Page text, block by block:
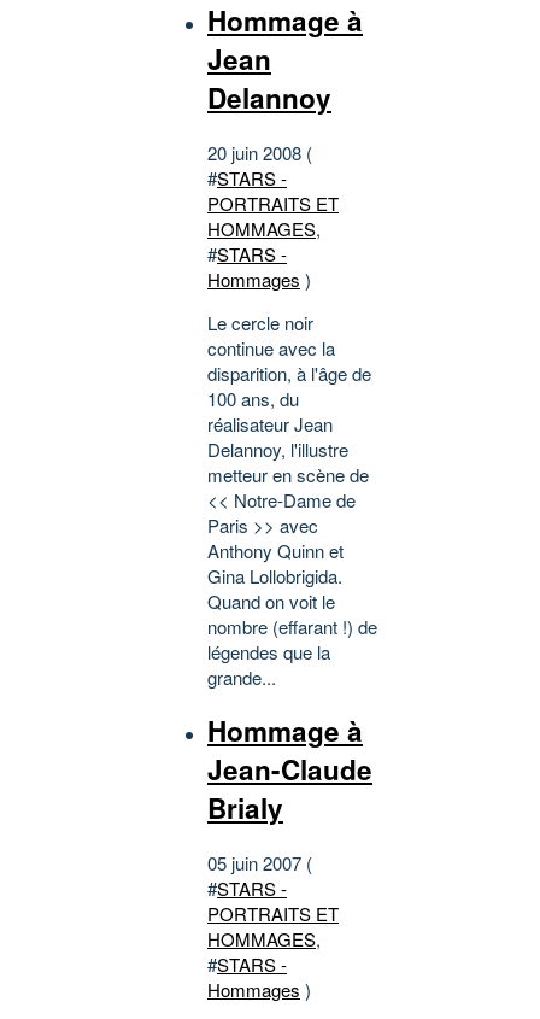
Hommage à
Jean
Delannoy
20 juin 2008 (
#STARS -
PORTRAITS ET
HOMMAGES,
#STARS -
Hommages )
Le cercle noir
continue avec la
disparition, à l'âge de
100 ans, du
réalisateur Jean
Delannoy, l'illustre
metteur en scène de
<< Notre-Dame de
Paris >> avec
Anthony Quinn et
Gina Lollobrigida.
Quand on voit le
nombre (effarant !) de
légendes que la
grande...
Hommage à
Jean-Claude
Brialy
05 juin 2007 (
#STARS -
PORTRAITS ET
HOMMAGES,
#STARS -
Hommages )